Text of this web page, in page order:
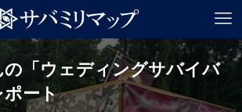
「ウェディングサバイバ
ポート